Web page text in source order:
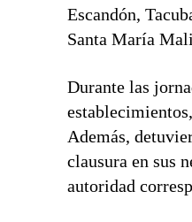
Escandón,
Santa María
Durante las
Además,
clausura en sus
autoridad